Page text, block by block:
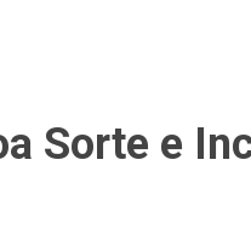
Sorte e